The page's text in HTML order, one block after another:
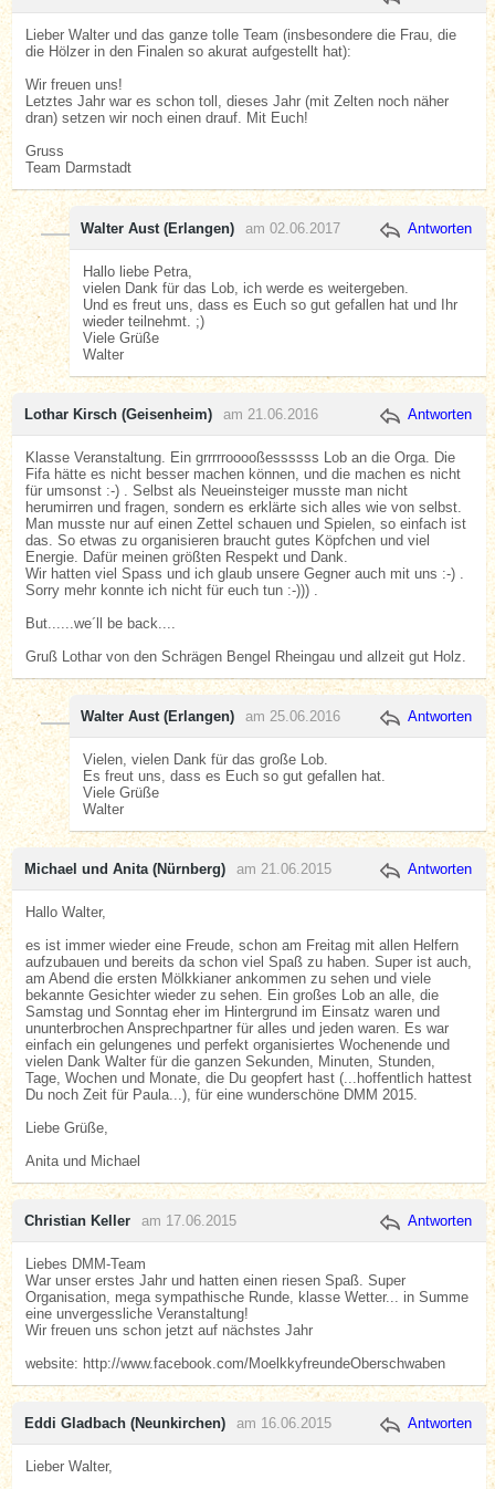
Lieber Walter und das ganze tolle Team (insbesondere die Frau, die
die Hölzer in den Finalen so akurat aufgestellt hat):
Wir freuen uns!
Letztes Jahr war es schon toll, dieses Jahr (mit Zelten noch näher
dran) setzen wir noch einen drauf. Mit Euch!
Gruss
Team Darmstadt
Walter Aust (Erlangen) am 02.06.2017 Antworten
Hallo liebe Petra,
vielen Dank für das Lob, ich werde es weitergeben.
Und es freut uns, dass es Euch so gut gefallen hat und Ihr
wieder teilnehmt. ;)
Viele Grüße
Walter
Lothar Kirsch (Geisenheim) am 21.06.2016 Antworten
Klasse Veranstaltung. Ein grrrrrooooßessssss Lob an die Orga. Die
Fifa hätte es nicht besser machen können, und die machen es nicht
für umsonst :-) . Selbst als Neueinsteiger musste man nicht
herumirren und fragen, sondern es erklärte sich alles wie von selbst.
Man musste nur auf einen Zettel schauen und Spielen, so einfach ist
das. So etwas zu organisieren braucht gutes Köpfchen und viel
Energie. Dafür meinen größten Respekt und Dank.
Wir hatten viel Spass und ich glaub unsere Gegner auch mit uns :-) .
Sorry mehr konnte ich nicht für euch tun :-))) .
But......we´ll be back....
Gruß Lothar von den Schrägen Bengel Rheingau und allzeit gut Holz.
Walter Aust (Erlangen) am 25.06.2016 Antworten
Vielen, vielen Dank für das große Lob.
Es freut uns, dass es Euch so gut gefallen hat.
Viele Grüße
Walter
Michael und Anita (Nürnberg) am 21.06.2015 Antworten
Hallo Walter,
es ist immer wieder eine Freude, schon am Freitag mit allen Helfern
aufzubauen und bereits da schon viel Spaß zu haben. Super ist auch,
am Abend die ersten Mölkkianer ankommen zu sehen und viele
bekannte Gesichter wieder zu sehen. Ein großes Lob an alle, die
Samstag und Sonntag eher im Hintergrund im Einsatz waren und
ununterbrochen Ansprechpartner für alles und jeden waren. Es war
einfach ein gelungenes und perfekt organisiertes Wochenende und
vielen Dank Walter für die ganzen Sekunden, Minuten, Stunden,
Tage, Wochen und Monate, die Du geopfert hast (...hoffentlich hattest
Du noch Zeit für Paula...), für eine wunderschöne DMM 2015.
Liebe Grüße,
Anita und Michael
Christian Keller am 17.06.2015 Antworten
Liebes DMM-Team
War unser erstes Jahr und hatten einen riesen Spaß. Super
Organisation, mega sympathische Runde, klasse Wetter... in Summe
eine unvergessliche Veranstaltung!
Wir freuen uns schon jetzt auf nächstes Jahr
website: http://www.facebook.com/MoelkkyfreundeOberschwaben
Eddi Gladbach (Neunkirchen) am 16.06.2015 Antworten
Lieber Walter,